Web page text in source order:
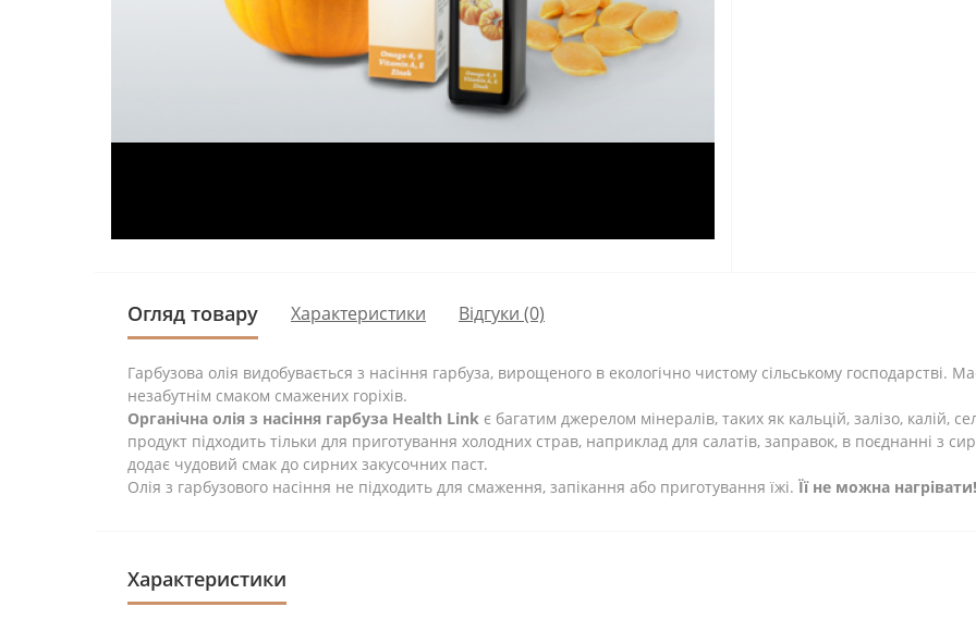
Огляд товару Характеристики Відгуки (0)
Гарбузова олія видобувається з насіння гарбуза, вирощеного в екологічно чистому сільському господарстві.
незабутнім смаком смажених горіхів.
Органічна олія з насіння гарбуза Health Link є багатим джерелом мінералів, таких як кальцій, залізо, калій,
продукт підходить тільки для приготування холодних страв, наприклад для салатів, заправок, в поєднанні з
додає чудовий смак до сирних закусочних паст.
Олія з гарбузового насіння не підходить для смаження, запікання або приготування їжі. Її не можна нагрівати!
Характеристики